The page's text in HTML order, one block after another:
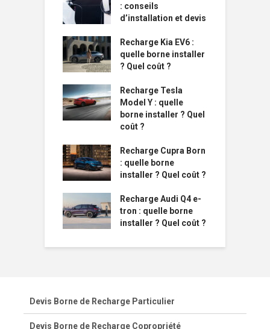
: conseils
d’installation et devis
Recharge Kia EV6 :
quelle borne installer
? Quel coût ?
Recharge Tesla
Model Y : quelle
borne installer ? Quel
coût ?
Recharge Cupra Born
: quelle borne
installer ? Quel coût ?
Recharge Audi Q4 e-
tron : quelle borne
installer ? Quel coût ?
Devis Borne de Recharge Particulier
Devis Borne de Recharge Copropriété